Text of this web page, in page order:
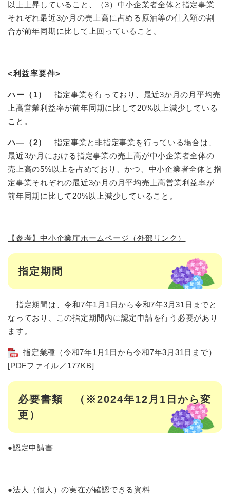
以上上昇していること、（3）中小企業者全体と指定事業
それぞれ最近3か月の売上高に占める原油等の仕入額の割
合が前年同期に比して上回っていること。
<利益率要件>
ハー（1）
指定事業を行っており、最近3か月の月平均売
上高営業利益率が前年同期に比して20%以上減少している
こと。
ハ―（2）
指定事業と非指定事業を行っている場合は、
最近3か月における指定事業の売上高が中小企業者全体の
売上高の5%以上を占めており、かつ、中小企業者全体と指
定事業それぞれの最近3か月の月平均売上高営業利益率が
前年同期に比して20%以上減少していること。
【参考】中小企業庁ホームページ（外部リンク）
指定期間
指定期間は、令和7年1月1日から令和7年3月31日までと
なっており、この指定期間内に認定申請を行う必要があり
ます。
指定業種（令和7年1月1日から令和7年3月31日まで）
[PDFファイル／177KB]
必要書類 （※2024年12月1日から変
更）
●認定申請書
●法人（個人）の実在が確認できる資料